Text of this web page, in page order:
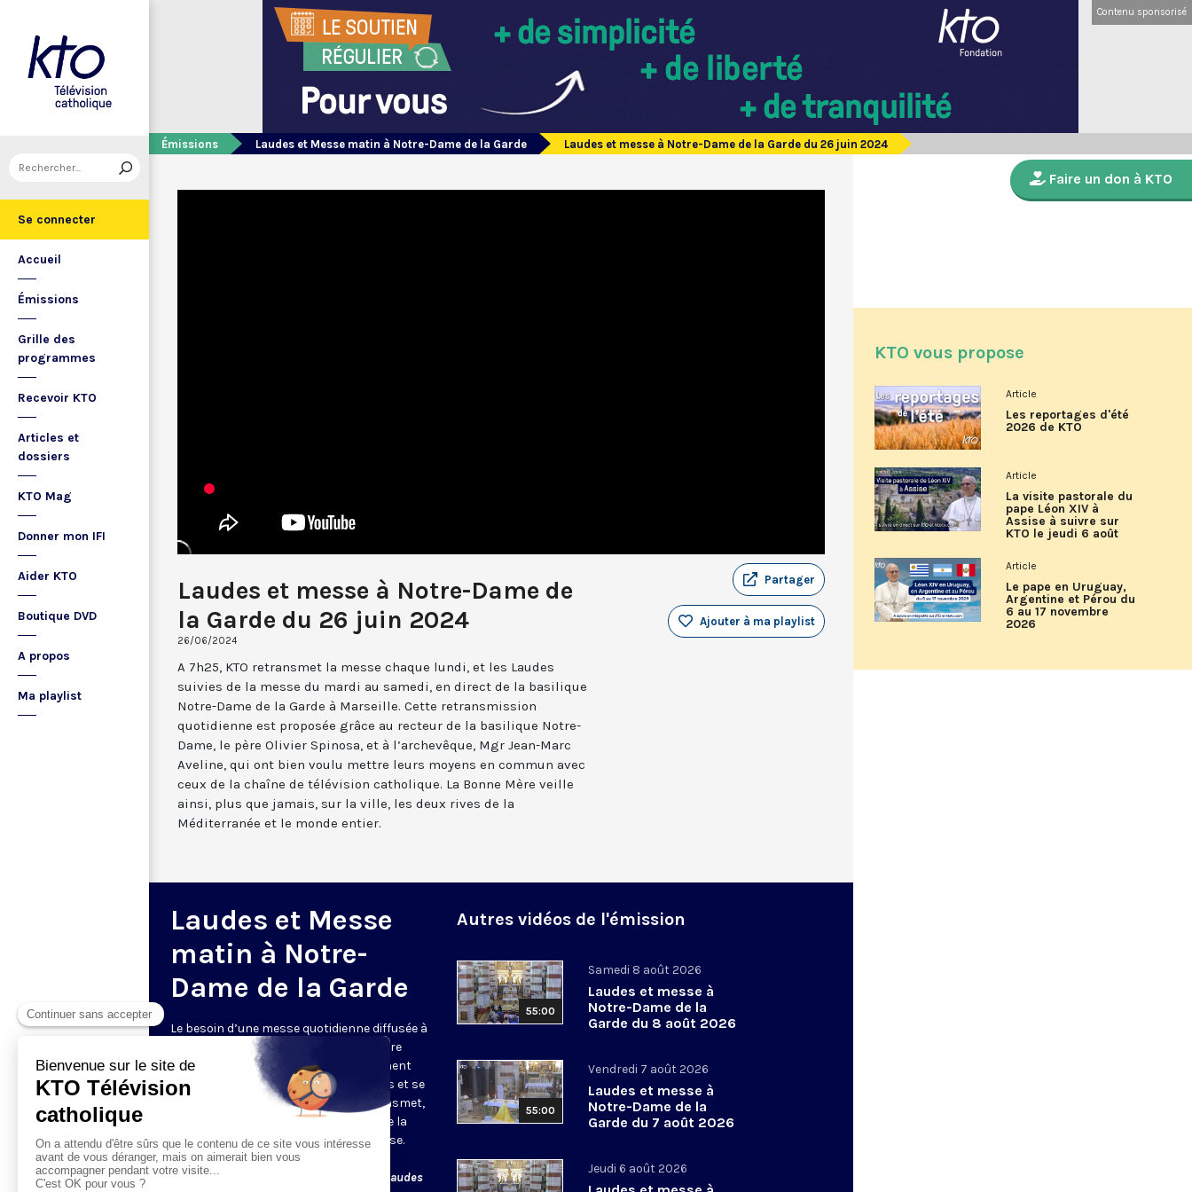
Se connecter
Accueil
Émissions
Grille des
programmes
Recevoir KTO
Articles et
dossiers
KTO Mag
Donner mon IFI
Aider KTO
Boutique DVD
A propos
Ma playlist
Contenu sponsorisé
Émissions Laudes et Messe matin à Notre-Dame de la Garde Laudes et messe à Notre-Dame de la Garde du 26 juin 2024
Laudes et messe à Notre-Dame de
la Garde du 26 juin 2024
26/06/2024
Partager
Ajouter à ma playlist
A 7h25, KTO retransmet la messe chaque lundi, et les Laudes
suivies de la messe du mardi au samedi, en direct de la basilique
Notre-Dame de la Garde à Marseille. Cette retransmission
quotidienne est proposée grâce au recteur de la basilique Notre-
Dame, le père Olivier Spinosa, et à l’archevêque, Mgr Jean-Marc
Aveline, qui ont bien voulu mettre leurs moyens en commun avec
ceux de la chaîne de télévision catholique. La Bonne Mère veille
ainsi, plus que jamais, sur la ville, les deux rives de la
Méditerranée et le monde entier.
Laudes et Messe
matin à Notre-
Dame de la Garde
Le besoin d’une messe quotidienne diffusée à
la télévision a été exprimé d’une manière
encore plus forte pendant le confinement
dans de nombreux pays francophones et se
maintient depuis la reprise. KTO retransmet,
en direct de la basilique Notre-Dame de la
Garde, à Marseille, les laudes et la messe.
Le lundi à 7h25, la messe
Du mardi au samedi à 7h25, messe avec laudes
Autres vidéos de l'émission
55:00
Samedi 8 août 2026
Laudes et messe à
Notre-Dame de la
Garde du 8 août 2026
55:00
Vendredi 7 août 2026
Laudes et messe à
Notre-Dame de la
Garde du 7 août 2026
Jeudi 6 août 2026
Faire un don à KTO
KTO vous propose
Article
Les reportages d'été
2026 de KTO
Article
La visite pastorale du
pape Léon XIV à
Assise à suivre sur
KTO le jeudi 6 août
Article
Le pape en Uruguay,
Argentine et Pérou du
6 au 17 novembre
2026